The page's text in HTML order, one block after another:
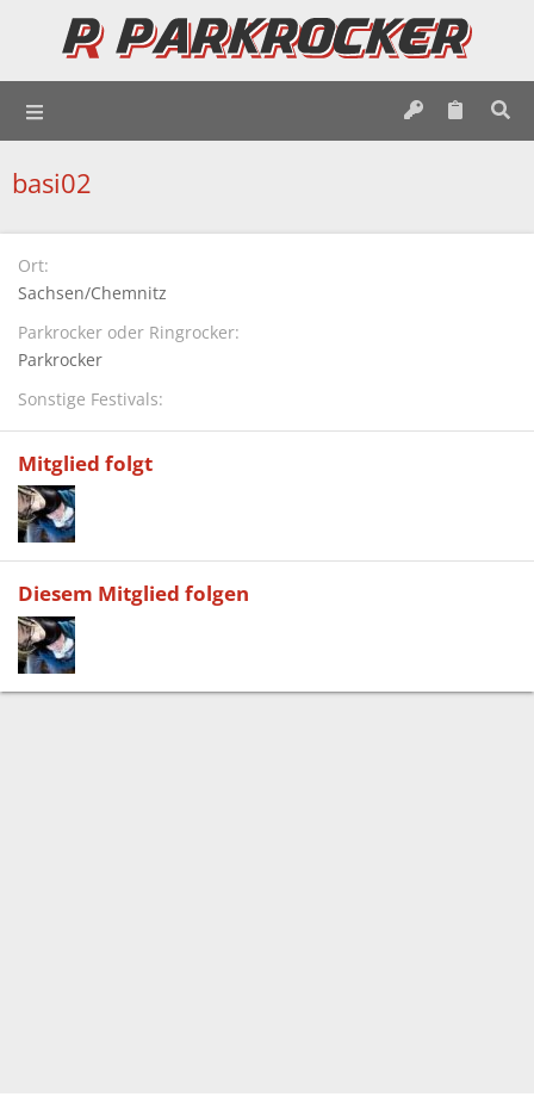
basi02
Ort
Sachsen/Chemnitz
Parkrocker oder Ringrocker
Parkrocker
Sonstige Festivals
Mitglied folgt
Diesem Mitglied folgen